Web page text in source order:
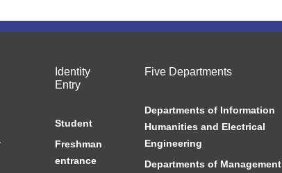
Identity
Entry
Student
Freshman
entrance
Five Departments
Departments of Information
Humanities and Electrical
Engineering
Departments of Management